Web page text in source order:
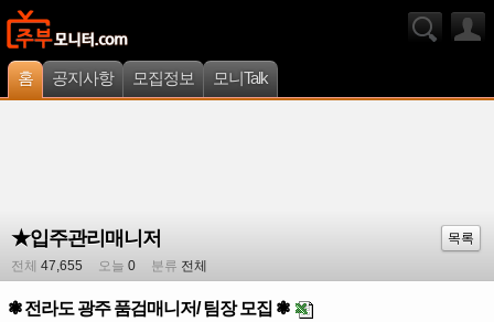
홈 공지사항 모집정보 모니Talk
★입주관리매니저
목록
전체 47,655 오늘 0 분류 전체
❃ 전라도 광주 품검매니저/ 팀장 모집 ❃